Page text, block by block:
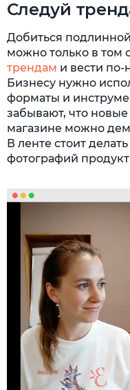
Следуй
Добиться
можно только в том
трендам и вести по-
Бизнесу нужно
форматы и
забывают, что
магазине можно
В ленте стоит
фотографий